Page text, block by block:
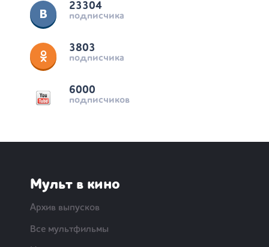
23304
подписчика
3803
подписчика
6000
подписчиков
Мульт в кино
Архив выпусков
Все мультфильмы